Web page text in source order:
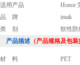
适用产品
Honor
品 牌
imak
类 别
软性防
产品描述 （产品规格及包
材 料
PET